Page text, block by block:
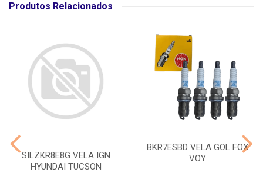
Produtos Relacionados
SILZKR8E8G VELA IGN
HYUNDAI TUCSON
BKR7ESBD VELA GOL FOX
VOY